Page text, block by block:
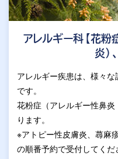
アレルギー科【花粉
炎）
アレルギー疾患は、様々
です。
花粉症（アレルギー性鼻
ります。
※アトピー性皮膚炎、蕁麻
の順番予約で受付してくだ